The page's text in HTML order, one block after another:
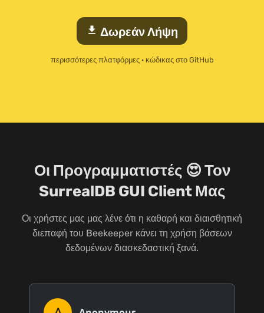
download Δωρεάν Λήψη
περισσότερες πλατφόρμες· κώδικας στο GitHub
Οι Προγραμματιστές 😍 Τον
SurrealDB GUI Client Μας
Οι χρήστες μας μας λένε ότι η καθαρή και διαισθητική
διεπαφή του Beekeeper κάνει τη χρήση βάσεων
δεδομένων διασκεδαστική ξανά.